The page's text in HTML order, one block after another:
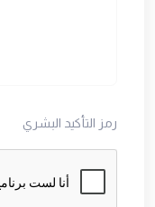
رمز التأكيد البشري